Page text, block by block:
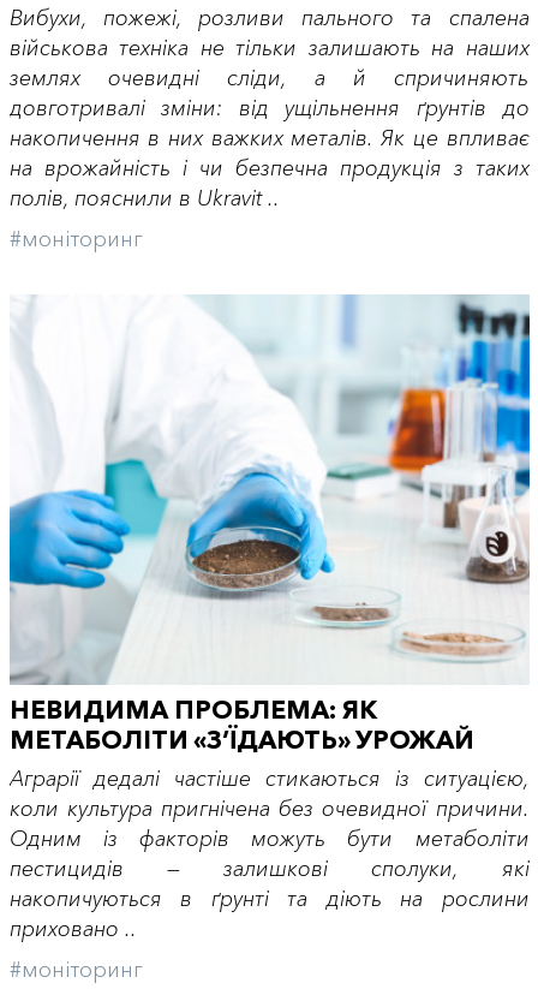
Вибухи, пожежі, розливи пального та спалена
військова техніка не тільки залишають на наших
землях очевидні сліди, а й спричиняють
довготривалі зміни: від ущільнення ґрунтів до
накопичення в них важких металів. Як це впливає
на врожайність і чи безпечна продукція з таких
полів, пояснили в Ukravit ..
#моніторинг
НЕВИДИМА ПРОБЛЕМА: ЯК
МЕТАБОЛІТИ «З’ЇДАЮТЬ» УРОЖАЙ
Аграрії дедалі частіше стикаються із ситуацією,
коли культура пригнічена без очевидної причини.
Одним із факторів можуть бути метаболіти
пестицидів — залишкові сполуки, які
накопичуються в ґрунті та діють на рослини
приховано ..
#моніторинг